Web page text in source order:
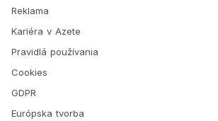
Reklama
Kariéra v Azete
Pravidlá používania
Cookies
GDPR
Európska tvorba